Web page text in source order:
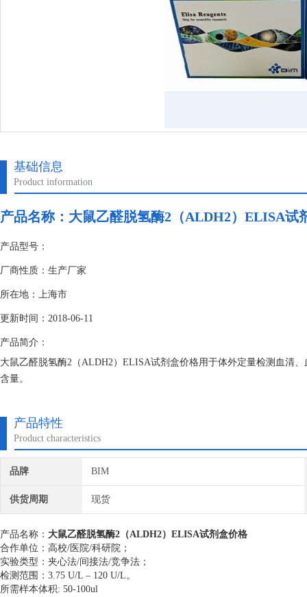
基础信息
Product information
产品名称： 大鼠乙醛脱氢酶2（ALDH2）ELISA试
产品型号：
厂商性质：生产厂家
所在地：上海市
更新时间：2018-06-11
产品简介：
大鼠乙醛脱氢酶2（ALDH2）ELISA试剂盒价格用于体外定量检测血清
含量。
产品特性
Product characteristics
品牌 BIM
供货周期 现货
产品名称： 大鼠乙醛脱氢酶2（ALDH2）ELISA试剂盒价格
合作单位：高校/医院/科研院；
实验类型：夹心法/间接法/竞争法；
检测范围： 3.75 U/L – 120 U/L。
所需样本体积: 50-100ul